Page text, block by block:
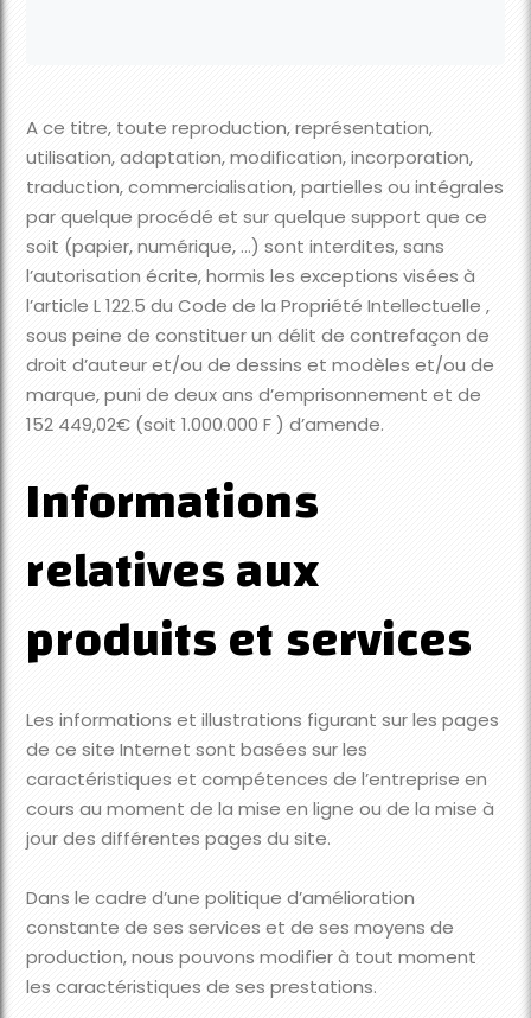
A ce titre, toute reproduction, représentation,
utilisation, adaptation, modification, incorporation,
traduction, commercialisation, partielles ou intégrales
par quelque procédé et sur quelque support que ce
soit (papier, numérique, …) sont interdites, sans
l’autorisation écrite, hormis les exceptions visées à
l’article L 122.5 du Code de la Propriété Intellectuelle ,
sous peine de constituer un délit de contrefaçon de
droit d’auteur et/ou de dessins et modèles et/ou de
marque, puni de deux ans d’emprisonnement et de
152 449,02€ (soit 1.000.000 F ) d’amende.
Informations
relatives aux
produits et services
Les informations et illustrations figurant sur les pages
de ce site Internet sont basées sur les
caractéristiques et compétences de l’entreprise en
cours au moment de la mise en ligne ou de la mise à
jour des différentes pages du site.
Dans le cadre d’une politique d’amélioration
constante de ses services et de ses moyens de
production, nous pouvons modifier à tout moment
les caractéristiques de ses prestations.